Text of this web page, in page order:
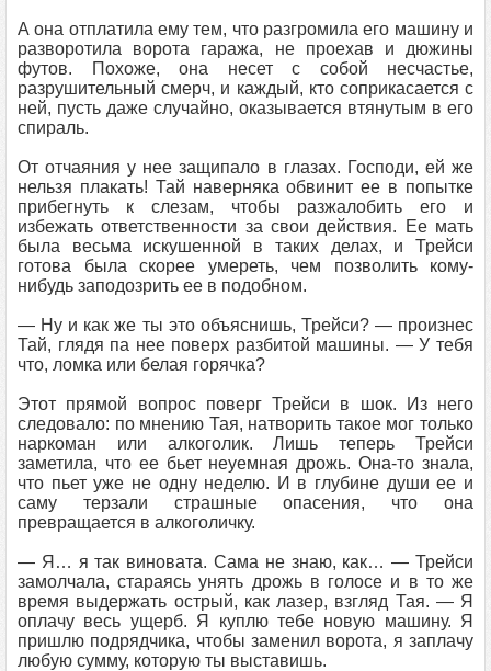
А она отплатила ему тем, что разгромила его машину и
разворотила ворота гаража, не проехав и дюжины
футов. Похоже, она несет с собой несчастье,
разрушительный смерч, и каждый, кто соприкасается с
ней, пусть даже случайно, оказывается втянутым в его
спираль.
От отчаяния у нее защипало в глазах. Господи, ей же
нельзя плакать! Тай наверняка обвинит ее в попытке
прибегнуть к слезам, чтобы разжалобить его и
избежать ответственности за свои действия. Ее мать
была весьма искушенной в таких делах, и Трейси
готова была скорее умереть, чем позволить кому-
нибудь заподозрить ее в подобном.
— Ну и как же ты это объяснишь, Трейси? — произнес
Тай, глядя па нее поверх разбитой машины. — У тебя
что, ломка или белая горячка?
Этот прямой вопрос поверг Трейси в шок. Из него
следовало: по мнению Тая, натворить такое мог только
наркоман или алкоголик. Лишь теперь Трейси
заметила, что ее бьет неуемная дрожь. Она-то знала,
что пьет уже не одну неделю. И в глубине души ее и
саму терзали страшные опасения, что она
превращается в алкоголичку.
— Я… я так виновата. Сама не знаю, как… — Трейси
замолчала, стараясь унять дрожь в голосе и в то же
время выдержать острый, как лазер, взгляд Тая. — Я
оплачу весь ущерб. Я куплю тебе новую машину. Я
пришлю подрядчика, чтобы заменил ворота, я заплачу
любую сумму, которую ты выставишь.